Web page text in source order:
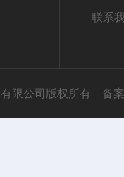
联系
限公司版权所有 备